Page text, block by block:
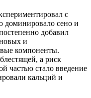
с
сено и
добавил
и
компоненты.
а риск
частью стало введение
кальций и